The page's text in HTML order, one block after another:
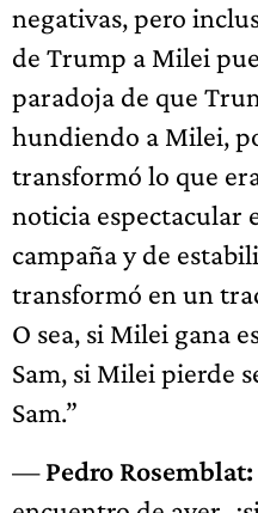
negativas, pero
de Trump a Milei
paradoja de que
hundiendo a Milei,
transformó lo que
noticia espectacular
campaña y de
transformó en un
O sea, si Milei gana
Sam, si Milei pierde
Sam.”
—Pedro Rosemblat: